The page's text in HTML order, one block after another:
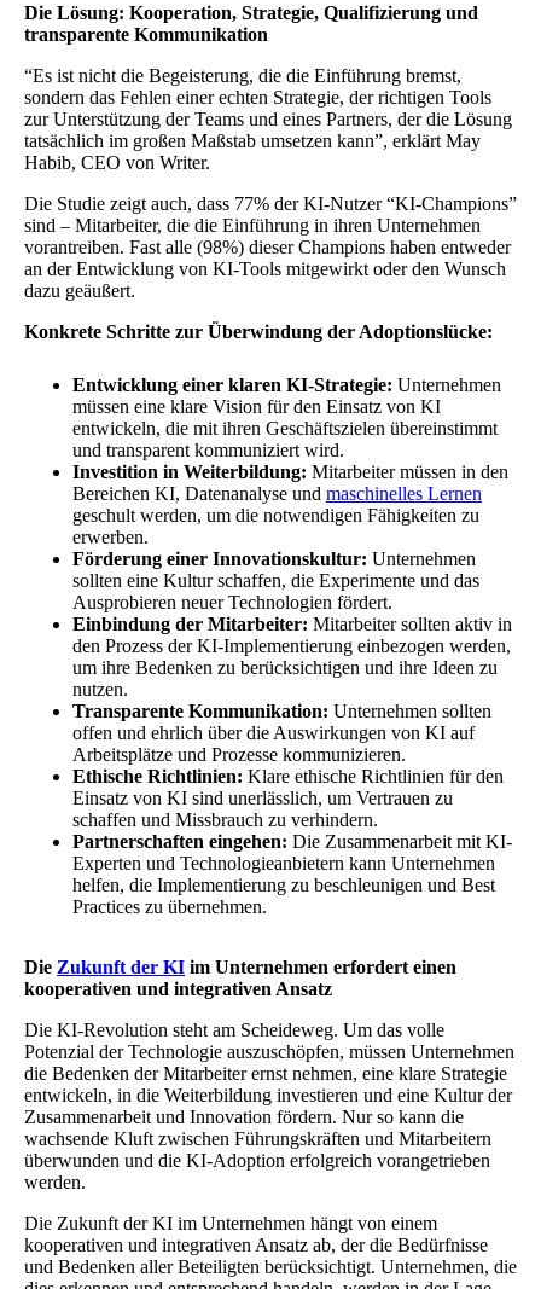
Die Lösung: Kooperation, Strategie, Qualifizierung und
transparente Kommunikation
“Es ist nicht die Begeisterung, die die Einführung bremst,
sondern das Fehlen einer echten Strategie, der richtigen Tools
zur Unterstützung der Teams und eines Partners, der die Lösung
tatsächlich im großen Maßstab umsetzen kann”, erklärt May
Habib, CEO von Writer.
Die Studie zeigt auch, dass 77% der KI-Nutzer “KI-Champions”
sind – Mitarbeiter, die die Einführung in ihren Unternehmen
vorantreiben. Fast alle (98%) dieser Champions haben entweder
an der Entwicklung von KI-Tools mitgewirkt oder den Wunsch
dazu geäußert.
Konkrete Schritte zur Überwindung der Adoptionslücke:
Entwicklung einer klaren KI-Strategie: Unternehmen
müssen eine klare Vision für den Einsatz von KI
entwickeln, die mit ihren Geschäftszielen übereinstimmt
und transparent kommuniziert wird.
Investition in Weiterbildung: Mitarbeiter müssen in den
Bereichen KI, Datenanalyse und maschinelles Lernen
geschult werden, um die notwendigen Fähigkeiten zu
erwerben.
Förderung einer Innovationskultur: Unternehmen
sollten eine Kultur schaffen, die Experimente und das
Ausprobieren neuer Technologien fördert.
Einbindung der Mitarbeiter: Mitarbeiter sollten aktiv in
den Prozess der KI-Implementierung einbezogen werden,
um ihre Bedenken zu berücksichtigen und ihre Ideen zu
nutzen.
Transparente Kommunikation: Unternehmen sollten
offen und ehrlich über die Auswirkungen von KI auf
Arbeitsplätze und Prozesse kommunizieren.
Ethische Richtlinien: Klare ethische Richtlinien für den
Einsatz von KI sind unerlässlich, um Vertrauen zu
schaffen und Missbrauch zu verhindern.
Partnerschaften eingehen: Die Zusammenarbeit mit KI-
Experten und Technologieanbietern kann Unternehmen
helfen, die Implementierung zu beschleunigen und Best
Practices zu übernehmen.
Die Zukunft der KI im Unternehmen erfordert einen
kooperativen und integrativen Ansatz
Die KI-Revolution steht am Scheideweg. Um das volle
Potenzial der Technologie auszuschöpfen, müssen Unternehmen
die Bedenken der Mitarbeiter ernst nehmen, eine klare Strategie
entwickeln, in die Weiterbildung investieren und eine Kultur der
Zusammenarbeit und Innovation fördern. Nur so kann die
wachsende Kluft zwischen Führungskräften und Mitarbeitern
überwunden und die KI-Adoption erfolgreich vorangetrieben
werden.
Die Zukunft der KI im Unternehmen hängt von einem
kooperativen und integrativen Ansatz ab, der die Bedürfnisse
und Bedenken aller Beteiligten berücksichtigt. Unternehmen, die